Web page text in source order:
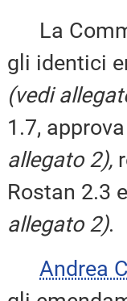
La
gli identici
(vedi
1.7,
allegato 2),
Rostan 2.3
allegato 2).
Andrea